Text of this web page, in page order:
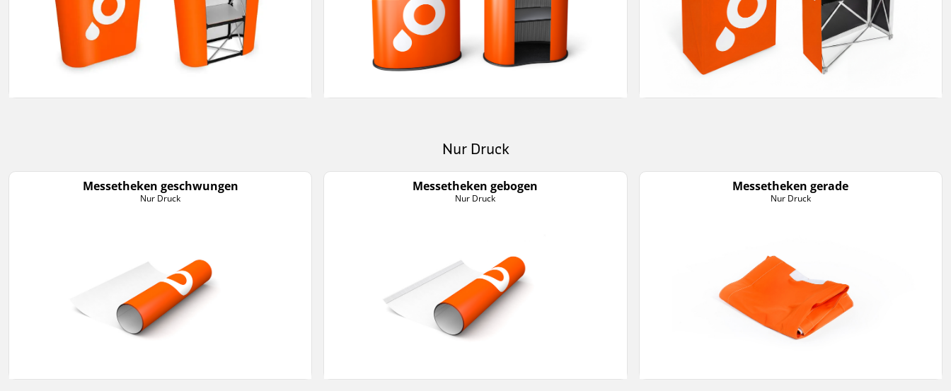
Nur Druck
Messetheken geschwungen
Nur Druck
Messetheken gebogen
Nur Druck
Messetheken gerade
Nur Druck